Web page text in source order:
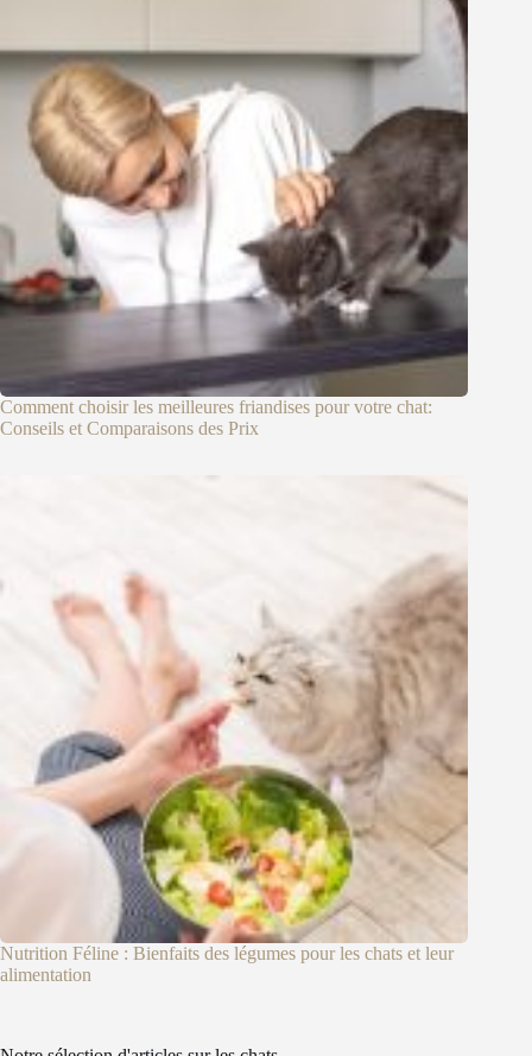
Comment choisir les meilleures friandises pour votre chat:
Conseils et Comparaisons des Prix
Nutrition Féline : Bienfaits des légumes pour les chats et leur
alimentation